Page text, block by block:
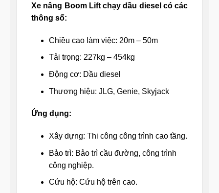
Xe nâng Boom Lift chạy dầu diesel có các
thông số:
Chiều cao làm việc: 20m – 50m
Tải trọng: 227kg – 454kg
Động cơ: Dầu diesel
Thương hiệu: JLG, Genie, Skyjack
Ứng dụng:
Xây dựng: Thi công công trình cao tầng.
Bảo trì: Bảo trì cầu đường, công trình
công nghiệp.
Cứu hộ: Cứu hộ trên cao.